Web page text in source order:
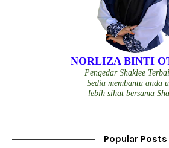
NORLIZA BINTI
Pengedar Shaklee
Sedia membantu anda
lebih sihat bersama
Popular Posts